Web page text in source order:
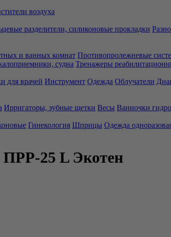
воздуха
разделители, силиконовые прокладки
и ванных комнат Противопролежневые
судна Тренажеры
для врачей Инструмент Одежда Облучатели
Ирригаторы, зубные щетки Весы Ванночки
Гинекология Шприцы Одежда
25 L Экотен